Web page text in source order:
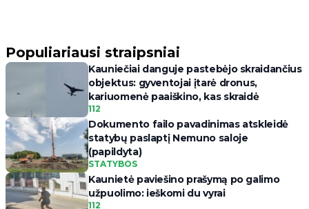
Populiariausi straipsniai
Kauniečiai danguje pastebėjo skraidančius
objektus: gyventojai įtarė dronus,
kariuomenė paaiškino, kas skraidė
112
Dokumento failo pavadinimas atskleidė
statybų paslaptį Nemuno saloje
(papildyta)
STATYBOS
Kaunietė paviešino prašymą po galimo
užpuolimo: ieškomi du vyrai
112